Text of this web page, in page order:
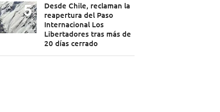
Desde Chile, reclaman la
reapertura del Paso
Internacional Los
Libertadores tras más de
20 días cerrado